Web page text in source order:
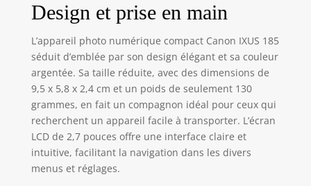
Amusez-vous avec
des modes créatifs
simples, dont les
effets Fisheye,
Miniature,
Monochrome, Toy
Camera (caméra
Jouet), Feu
d'artifice et bien
d'autres Cet
appareil photo
Design et prise en main
L’appareil photo numérique compact Canon IXUS 185
séduit d’emblée par son design élégant et sa couleur
argentée. Sa taille réduite, avec des dimensions de
9,5 x 5,8 x 2,4 cm et un poids de seulement 130
grammes, en fait un compagnon idéal pour ceux qui
recherchent un appareil facile à transporter. L’écran
LCD de 2,7 pouces offre une interface claire et
intuitive, facilitant la navigation dans les divers
menus et réglages.